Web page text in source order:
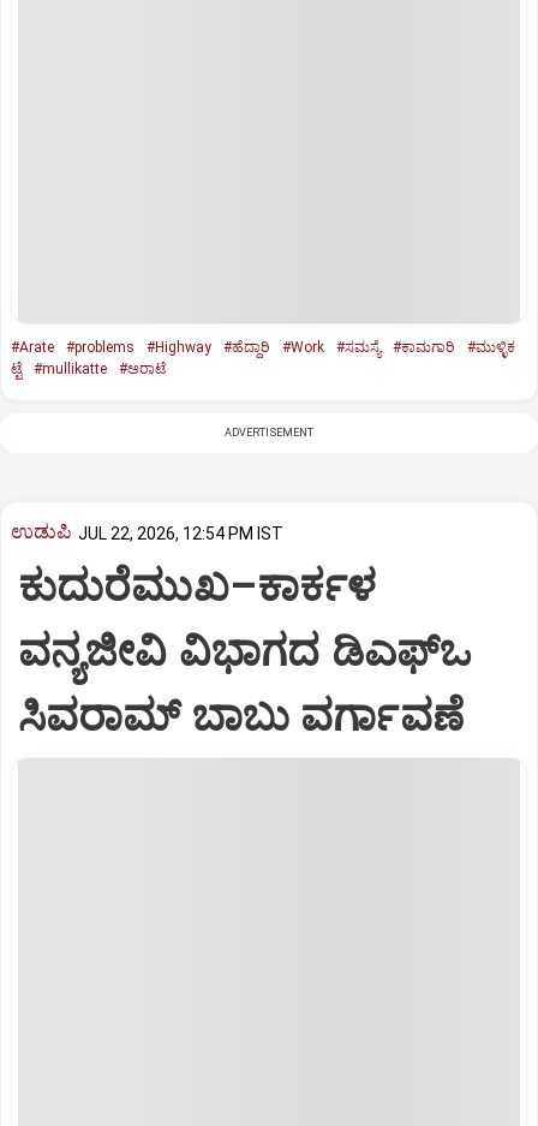
#Arate #problems #Highway #ಹೆದ್ದಾರಿ #Work #ಸಮಸ್ಯೆ #ಕಾಮಗಾರಿ
#ಮುಳ್ಳಿಕ
ಟ್ಟೆ
#mullikatte #ಅರಾಟೆ
ADVERTISEMENT
ಉಡುಪಿ JUL 22, 2026, 12:54 PM IST
ಕುದುರೆಮುಖ–ಕಾರ್ಕಳ
ವನ್ಯಜೀವಿ ವಿಭಾಗದ ಡಿಎಫ್‌ಒ
ಸಿವರಾಮ್ ಬಾಬು ವರ್ಗಾವಣೆ